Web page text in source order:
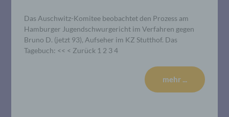
Das Auschwitz-Komitee beobachtet den Prozess am
Hamburger Jugendschwurgericht im Verfahren gegen
Bruno D. (jetzt 93), Aufseher im KZ Stutthof. Das
Tagebuch: << < Zurück 1 2 3 4
mehr ...